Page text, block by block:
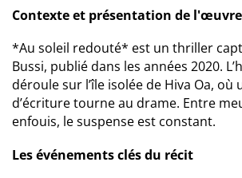
Contexte et présentation de l'œuvre
*Au soleil redouté* est un thriller
Bussi, publié dans les années 2020.
déroule sur l’île isolée de Hiva Oa, où
d’écriture tourne au drame. Entre
enfouis, le suspense est constant.
Les événements clés du récit